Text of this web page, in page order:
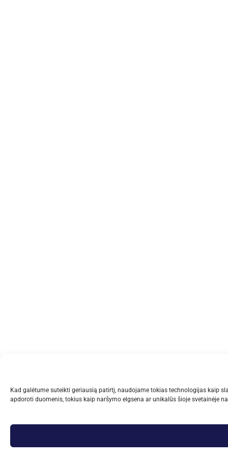
Kad galėtume suteikti geriausią patirtį, naudojame tokias technologijas kaip
apdoroti duomenis, tokius kaip naršymo elgsena ar unikalūs šioje svetainėje